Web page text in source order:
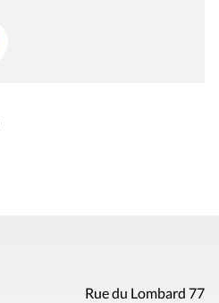
Rue du Lombard 77